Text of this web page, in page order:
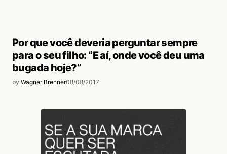
Por que você deveria perguntar sempre
para o seu filho: “E aí, onde você deu uma
bugada hoje?”
by Wagner Brenner08/08/2017